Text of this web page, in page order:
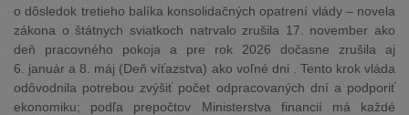
o dôsledok tretieho balíka konsolidačných opatrení vlády – novela
zákona o štátnych sviatkoch natrvalo zrušila 17. november ako
deň pracovného pokoja a pre rok 2026 dočasne zrušila aj
6. január a 8. máj (Deň víťazstva) ako voľné dni . Tento krok vláda
odôvodnila potrebou zvýšiť počet odpracovaných dní a podporiť
ekonomiku; podľa prepočtov Ministerstva financií má každé